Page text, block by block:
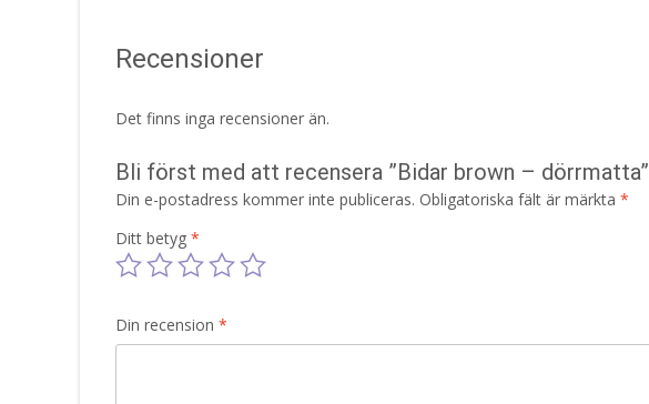
Recensioner
Det finns inga recensioner än.
Bli först med att recensera ”Bidar brown – dörrmatta”
Din e-postadress kommer inte publiceras. Obligatoriska fält är märkta *
Ditt betyg *
Din recension *